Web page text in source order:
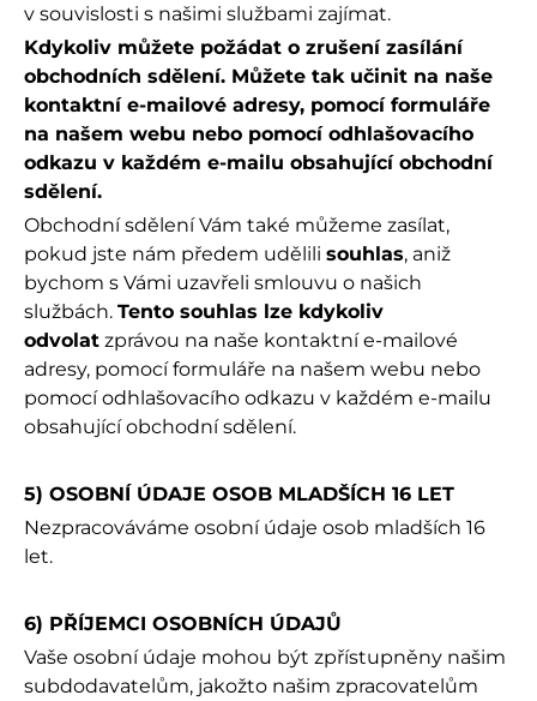
v souvislosti s našimi službami zajímat.
Kdykoliv můžete požádat o zrušení zasílání
obchodních sdělení. Můžete tak učinit na naše
kontaktní e-mailové adresy, pomocí formuláře
na našem webu nebo pomocí odhlašovacího
odkazu v každém e-mailu obsahující obchodní
sdělení.
Obchodní sdělení Vám také můžeme zasílat,
pokud jste nám předem udělili souhlas, aniž
bychom s Vámi uzavřeli smlouvu o našich
službách. Tento souhlas lze kdykoliv
odvolat zprávou na naše kontaktní e-mailové
adresy, pomocí formuláře na našem webu nebo
pomocí odhlašovacího odkazu v každém e-mailu
obsahující obchodní sdělení.
5) OSOBNÍ ÚDAJE OSOB MLADŠÍCH 16 LET
Nezpracováváme osobní údaje osob mladších 16
let.
6) PŘÍJEMCI OSOBNÍCH ÚDAJŮ
Vaše osobní údaje mohou být zpřístupněny našim
subdodavatelům, jakožto našim zpracovatelům